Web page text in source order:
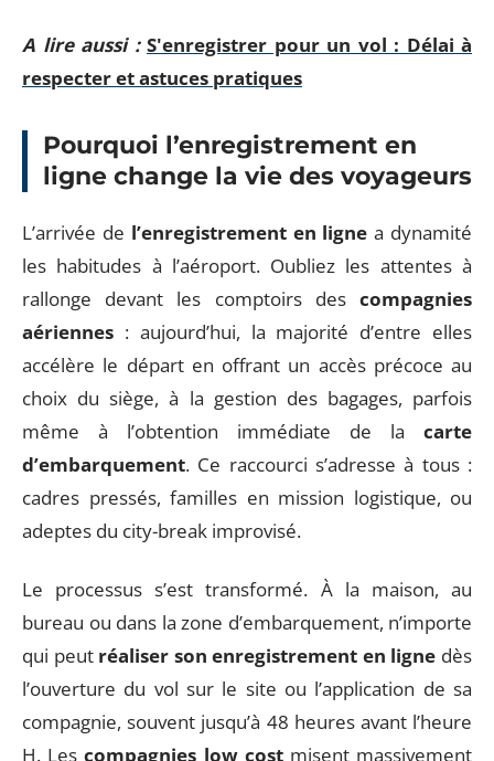
A lire aussi : S'enregistrer pour un vol : Délai à
respecter et astuces pratiques
Pourquoi l’enregistrement en
ligne change la vie des voyageurs
L’arrivée de l’enregistrement en ligne a dynamité
les habitudes à l’aéroport. Oubliez les attentes à
rallonge devant les comptoirs des compagnies
aériennes : aujourd’hui, la majorité d’entre elles
accélère le départ en offrant un accès précoce au
choix du siège, à la gestion des bagages, parfois
même à l’obtention immédiate de la carte
d’embarquement. Ce raccourci s’adresse à tous :
cadres pressés, familles en mission logistique, ou
adeptes du city-break improvisé.
Le processus s’est transformé. À la maison, au
bureau ou dans la zone d’embarquement, n’importe
qui peut réaliser son enregistrement en ligne dès
l’ouverture du vol sur le site ou l’application de sa
compagnie, souvent jusqu’à 48 heures avant l’heure
H. Lescompagnies low costmisent massivement